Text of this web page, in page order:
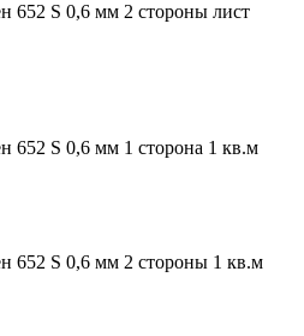
652 S 0,6 мм 2 стороны лист
652 S 0,6 мм 1 сторона 1 кв.м
652 S 0,6 мм 2 стороны 1 кв.м